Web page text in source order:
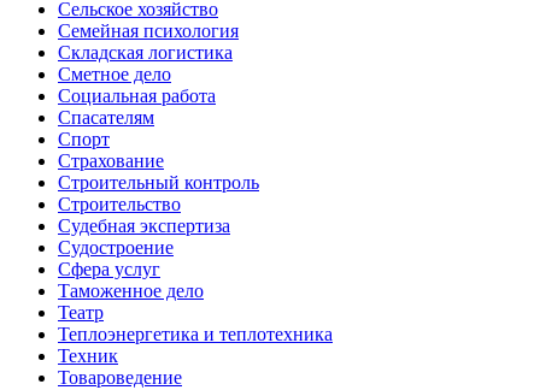
Сельское хозяйство
Семейная психология
Складская логистика
Сметное дело
Социальная работа
Спасателям
Спорт
Страхование
Строительный контроль
Строительство
Судебная экспертиза
Судостроение
Сфера услуг
Таможенное дело
Театр
Теплоэнергетика и теплотехника
Техник
Товароведение